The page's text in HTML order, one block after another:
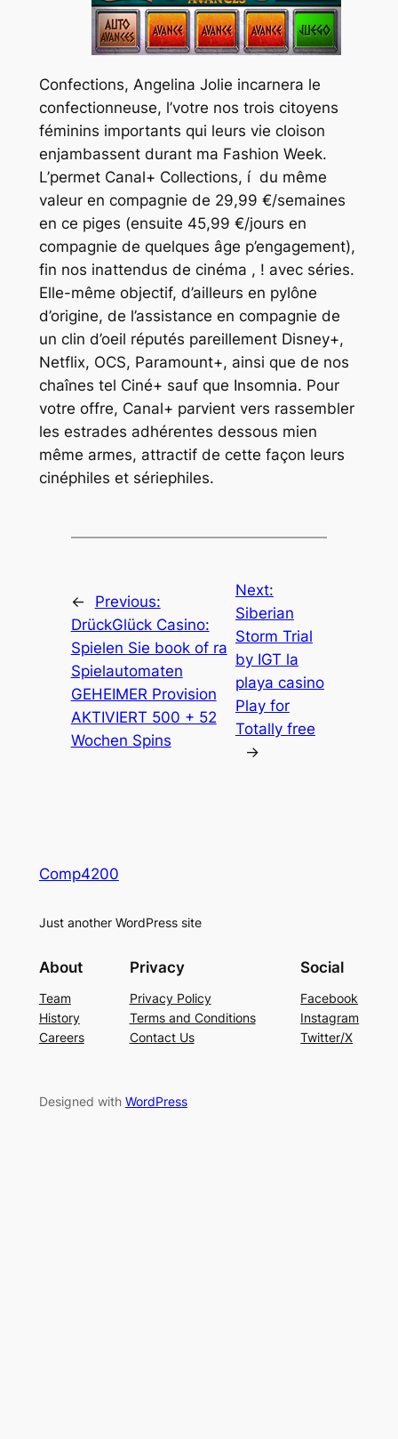
Confections, Angelina Jolie incarnera le
confectionneuse, l’votre nos trois citoyens
féminins importants qui leurs vie cloison
enjambassent durant ma Fashion Week.
L’permet Canal+ Collections, í du même
valeur en compagnie de 29,99 €/semaines
en ce piges (ensuite 45,99 €/jours en
compagnie de quelques âge p’engagement),
fin nos inattendus de cinéma , ! avec séries.
Elle-même objectif, d’ailleurs en pylône
d’origine, de l’assistance en compagnie de
un clin d’oeil réputés pareillement Disney+,
Netflix, OCS, Paramount+, ainsi que de nos
chaînes tel Ciné+ sauf que Insomnia. Pour
votre offre, Canal+ parvient vers rassembler
les estrades adhérentes dessous mien
même armes, attractif de cette façon leurs
cinéphiles et sériephiles.
←
Previous:
DrückGlück Casino:
Spielen Sie book of ra
Spielautomaten
GEHEIMER Provision
AKTIVIERT 500 + 52
Wochen Spins
Next:
Siberian
Storm Trial
by IGT la
playa casino
Play for
Totally free
→
Comp4200
Just another WordPress site
About
Team
History
Careers
Privacy
Privacy Policy
Terms and Conditions
Contact Us
Social
Facebook
Instagram
Twitter/X
Designed with WordPress